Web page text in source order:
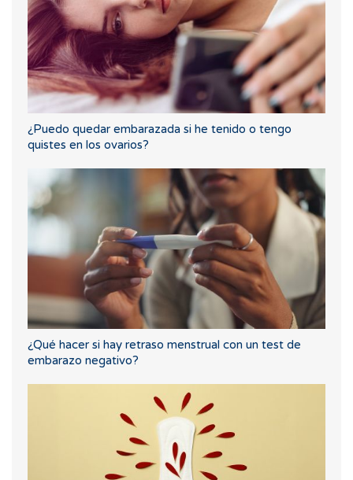
¿Puedo quedar embarazada si he tenido o tengo
quistes en los ovarios?
¿Qué hacer si hay retraso menstrual con un test de
embarazo negativo?